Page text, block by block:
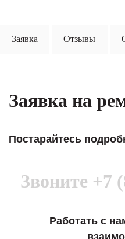
Заявка Отзывы
Заявка на
Постарайтесь
Звоните +7
Работать с